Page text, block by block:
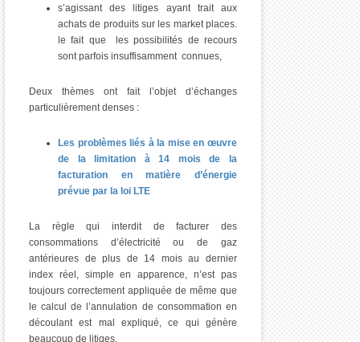
s’agissant des litiges ayant trait aux
achats de produits sur les market places.
le fait que les possibilités de recours
sont parfois insuffisamment connues,
Deux thèmes ont fait l’objet d’échanges
particulièrement denses :
Les problèmes liés à la mise en œuvre
de la limitation à 14 mois de la
facturation en matière d’énergie
prévue par la loi LTE
La règle qui interdit de facturer des
consommations d’électricité ou de gaz
antérieures de plus de 14 mois au dernier
index réel, simple en apparence, n’est pas
toujours correctement appliquée de même que
le calcul de l’annulation de consommation en
découlant est mal expliqué, ce qui génère
beaucoup de litiges.